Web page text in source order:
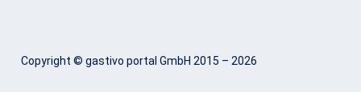
Copyright © gastivo portal GmbH 2015 – 2026